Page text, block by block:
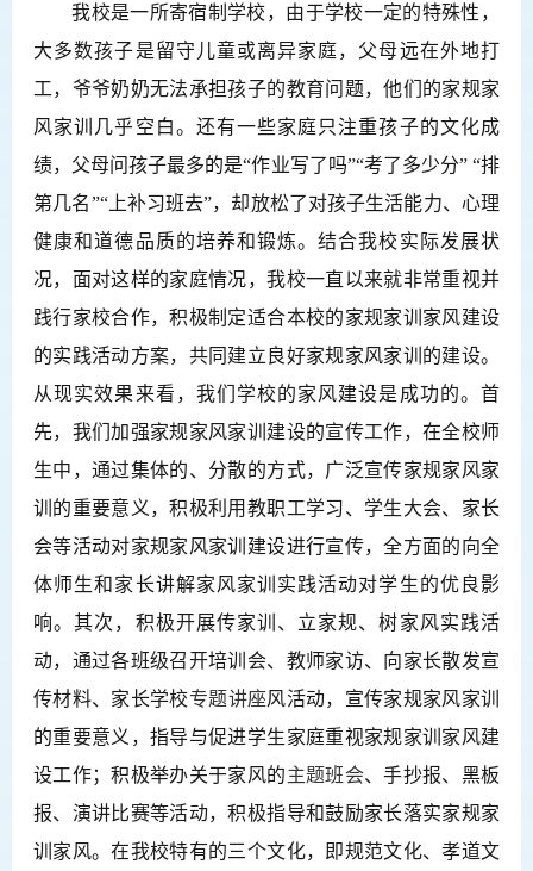
我校是一所寄宿制学校，由于学校一定的特殊性，
大多数孩子是留守儿童或离异家庭，父母远在外地打
工，爷爷奶奶无法承担孩子的教育问题，他们的家规家
风家训几乎空白。还有一些家庭只注重孩子的文化成
绩，父母问孩子最多的是“作业写了吗”“考了多少分” “排
第几名”“上补习班去”，却放松了对孩子生活能力、心理
健康和道德品质的培养和锻炼。结合我校实际发展状
况，面对这样的家庭情况，我校一直以来就非常重视并
践行家校合作，积极制定适合本校的家规家训家风建设
的实践活动方案，共同建立良好家规家风家训的建设。
从现实效果来看，我们 学校的家风建设是成功的。 首
先，我们加强家规家风家训建设的宣传工作，在全校师
生中，通过集体的、分散的方式，广泛宣传家规家风家
训的重要意义，积极利用教职工学习、学生大会、家长
会等活动对家规家风家训建设进行宣传，全方面的向全
体师生和家长讲解家风家训实践活动对学生的优良影
响。其次，积极开展传家训、立家规、树家风实践活
动，通过各班级召开培训会、教师家访、向家长散发宣
传材料、家长学校专题讲座风活动，宣传家规家风家训
的重要意义，指导与促进学生家庭重视家规家训家风建
设工作；积极举办关于家风的主题班会、手抄报、黑板
报、演讲比赛等活动，积极指导和鼓励家长落实家规家
训家风。在我校特有的三个文化，即规范文化、孝道文